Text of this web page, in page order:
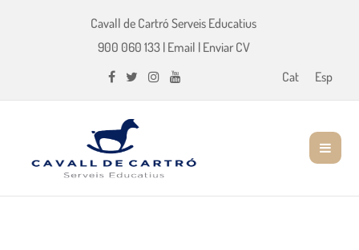
Cavall de Cartró Serveis Educatius
900 060 133| Email | Enviar CV
Cat
Esp